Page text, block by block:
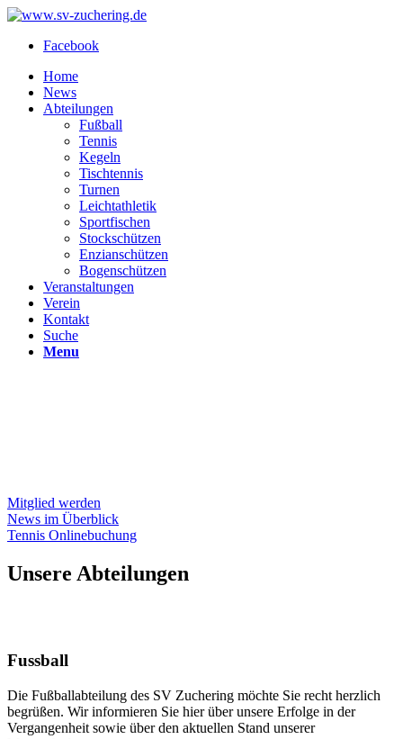
Facebook
Home
News
Abteilungen
Fußball
Tennis
Kegeln
Tischtennis
Turnen
Leichtathletik
Sportfischen
Stockschützen
Enzianschützen
Bogenschützen
Veranstaltungen
Verein
Kontakt
Suche
Menu
Mitglied werden
News im Überblick
Tennis Onlinebuchung
Unsere Abteilungen
Fussball
Die Fußballabteilung des SV Zuchering möchte Sie recht herzlich
begrüßen. Wir informieren Sie hier über unsere Erfolge in der
Vergangenheit sowie über den aktuellen Stand unserer